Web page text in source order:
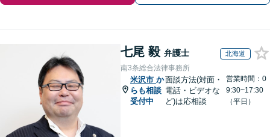
七尾 毅 弁護士 北海道
南3条総合法律事務所
米沢市 か
らも相談
受付中
面談方法(対面・
電話・ビデオな
ど)は応相談
営業時間：0
9:30~17:30
（平日）